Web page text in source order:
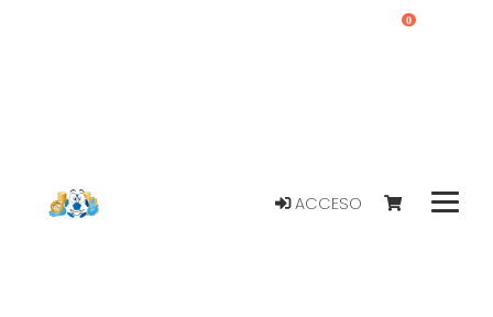
ACCESO
0